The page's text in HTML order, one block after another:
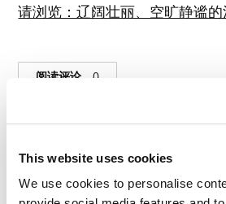
This website uses cookies
We use cookies to personalise
请浏览：辽阔壮丽、空旷静谧
阅读评论 0
#运动 #阿拉伯联合酋长国